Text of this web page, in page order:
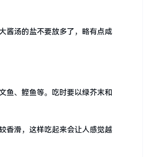
酱汤的盐不要放多了，略有点咸
鱼、鲣鱼等。吃时要以绿芥末和
香滑，这样吃起来会让人感觉越